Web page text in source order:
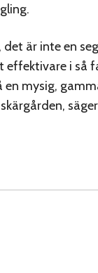
det är inte en
i så
mysig,